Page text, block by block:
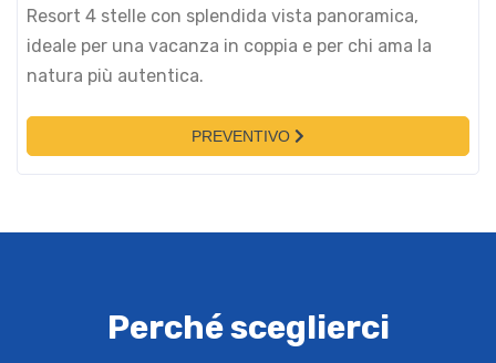
Resort 4 stelle con splendida vista panoramica,
ideale per una vacanza in coppia e per chi ama la
natura più autentica.
PREVENTIVO
Perché sceglierci